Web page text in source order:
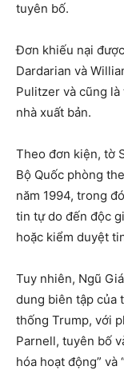
tuyên bố.
Đơn khiếu nại
Dardarian và
Pulitzer và cũng
nhà xuất bản.
Theo đơn kiện, tờ
Bộ Quốc phòng
năm 1994, trong
tin tự do đến độc
hoặc kiểm duyệt
Tuy nhiên, Ngũ
dung biên tập của
thống Trump, với
Parnell, tuyên bố
hóa hoạt động”